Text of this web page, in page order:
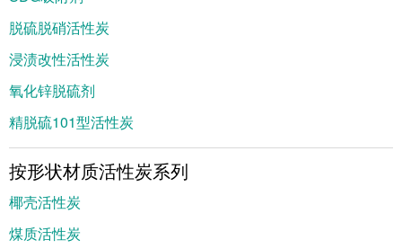
脱硫脱硝活性炭
浸渍改性活性炭
氧化锌脱硫剂
精脱硫101型活性炭
按形状材质活性炭系列
椰壳活性炭
煤质活性炭